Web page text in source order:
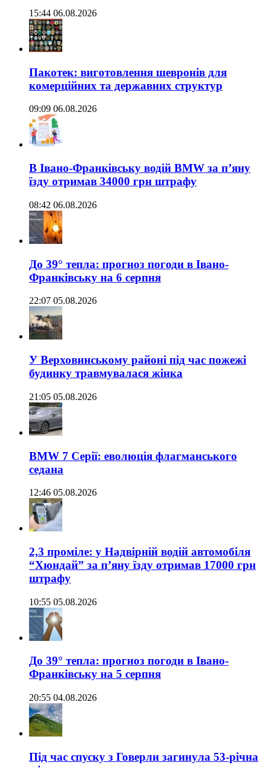
15:44 06.08.2026
Пакотек: виготовлення шевронів для
комерційних та державних структур
09:09 06.08.2026
В Івано-Франківську водій BMW за п’яну
їзду отримав 34000 грн штрафу
08:42 06.08.2026
До 39° тепла: прогноз погоди в Івано-
Франківську на 6 серпня
22:07 05.08.2026
У Верховинському районі під час пожежі
будинку травмувалася жінка
21:05 05.08.2026
BMW 7 Серії: еволюція флагманського
седана
12:46 05.08.2026
2,3 проміле: у Надвірній водій автомобіля
“Хюндай” за п’яну їзду отримав 17000 грн
штрафу
10:55 05.08.2026
До 39° тепла: прогноз погоди в Івано-
Франківську на 5 серпня
20:55 04.08.2026
Під час спуску з Говерли загинула 53-річна